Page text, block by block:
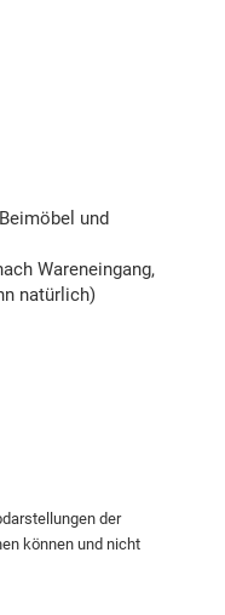
und
Wareneingang,
natürlich)
der
können und nicht